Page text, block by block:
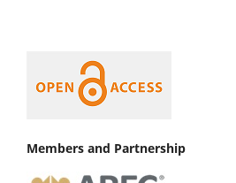
Members and Partnership